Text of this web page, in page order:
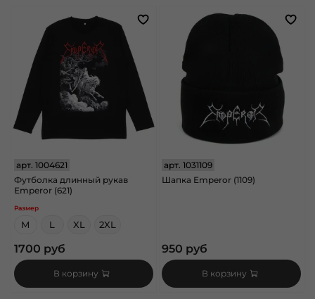
арт. 1004621
Футболка длинный рукав
Emperor (621)
Размер
M L XL 2XL
1700 руб
В корзину
арт.1031109
Шапка Emperor (1109)
950 руб
В корзину